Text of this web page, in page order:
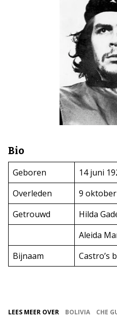
Bio
Geboren
14 juni
Overleden
9
Getrouwd
Hilda
Aleida
Bijnaam
Castro’s
LEES MEER OVER BOLIVIA CHE